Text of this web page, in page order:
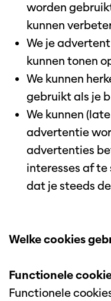
worden
kunnen
We je
kunnen tonen
We kunnen
gebruikt als je
We kunnen
advertentie
advertenties
interesses af te
dat je steeds
Welke cookies
Functionele
Functionele